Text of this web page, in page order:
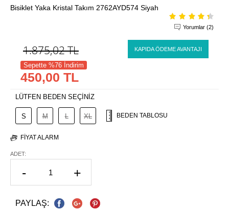
Bisiklet Yaka Kristal Takım 2762AYD574 Siyah
Yorumlar (2)
1.875,02TL KAPIDA ÖDEME AVANTAJI
Sepette %76 İndirim
450,00 TL
LÜTFEN BEDEN SEÇİNİZ
S M L XL BEDEN TABLOSU
FIYAT ALARM
ADET:
- +
PAYLAŞ: